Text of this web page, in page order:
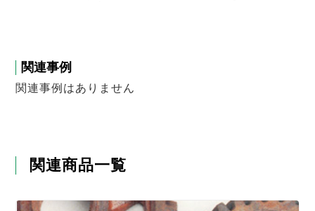
関連事例
関連事例はありません
関連商品一覧